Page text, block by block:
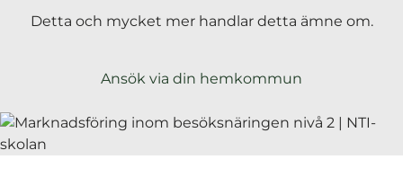
Detta och mycket mer handlar detta ämne om.
Ansök via din hemkommun